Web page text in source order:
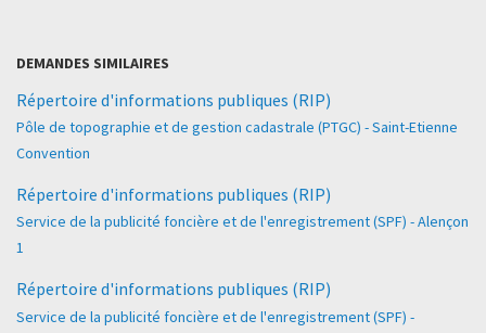
DEMANDES SIMILAIRES
Répertoire d'informations publiques (RIP)
Pôle de topographie et de gestion cadastrale (PTGC) - Saint-Etienne
Convention
Répertoire d'informations publiques (RIP)
Service de la publicité foncière et de l'enregistrement (SPF) - Alençon
1
Répertoire d'informations publiques (RIP)
Service de la publicité foncière et de l'enregistrement (SPF) -